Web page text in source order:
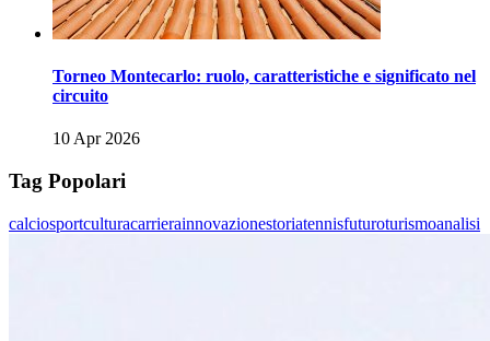
Torneo Montecarlo: ruolo, caratteristiche e significato nel
circuito
10 Apr 2026
Tag Popolari
calciosportculturacarrierainnovazionestoriatennisfuturoturismoanalisi